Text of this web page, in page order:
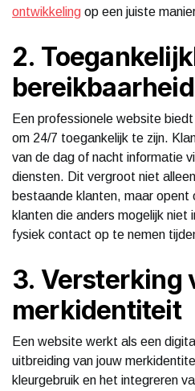
ontwikkeling op een juiste
2.
bereikbaarheid
Een professionele website
om 24/7 toegankelijk te zijn.
van de dag of nacht informatie
diensten. Dit vergroot niet
bestaande klanten, maar
klanten die anders mogelijk niet
fysiek contact op te nemen
3. Versterking
merkidentiteit
Een website werkt als een
uitbreiding van jouw
kleurgebruik en het integreren